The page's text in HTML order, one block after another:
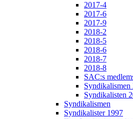
2017-4
2017-6
2017-9
2018-2
2018-5
2018-6
2018-7
2018-8
SAC:s
Syndikalismen
Syndikalisten
Syndikalismen
Syndikalister 1997